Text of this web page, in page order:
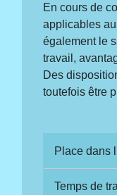
En cours de
applicables
également le
travail,
Des
toutefois être
Place dans
Temps de